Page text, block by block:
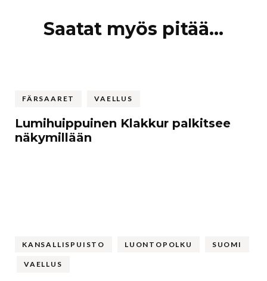
Artikkelien
Saatat myös pitää...
FÄRSAARET VAELLUS
Lumihuippuinen Klakkur palkitsee
näkymillään
KANSALLISPUISTO LUONTOPOLKU SUOMI
VAELLUS